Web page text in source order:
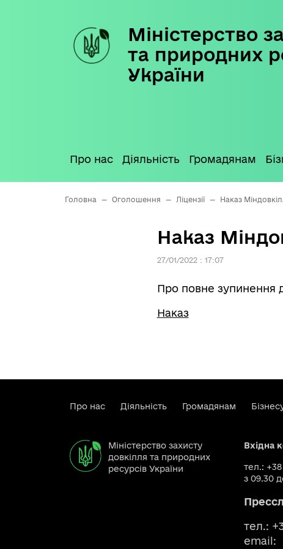
Міністерство
та природних
України
Про нас Діяльність Громадянам
Головна — Оголошення — Ліцензії — Наказ
Наказ
27/01/2022 : 17:07
Про повне зупинення
Наказ
Про нас Діяльність Громадянам
Міністерство захисту
довкілля та природних
ресурсів України
Вхідна
тел.:
з 09.30
тел.:
email: